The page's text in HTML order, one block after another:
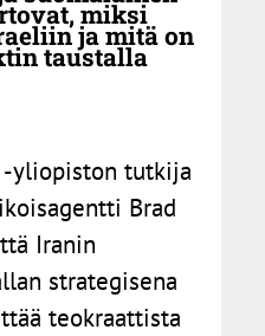
miksi
ja mitä on
taustalla
-yliopiston tutkija
Brad
Iranin
strategisena
teokraattista